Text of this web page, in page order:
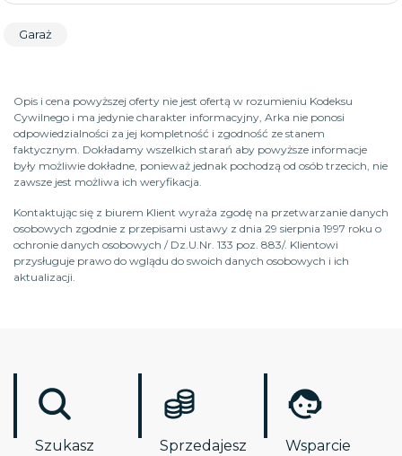
Garaż
Opis i cena powyższej oferty nie jest ofertą w rozumieniu Kodeksu
Cywilnego i ma jedynie charakter informacyjny, Arka nie ponosi
odpowiedzialności za jej kompletność i zgodność ze stanem
faktycznym. Dokładamy wszelkich starań aby powyższe informacje
były możliwie dokładne, ponieważ jednak pochodzą od osób trzecich, nie
zawsze jest możliwa ich weryfikacja.
Kontaktując się z biurem Klient wyraża zgodę na przetwarzanie danych
osobowych zgodnie z przepisami ustawy z dnia 29 sierpnia 1997 roku o
ochronie danych osobowych / Dz.U.Nr. 133 poz. 883/. Klientowi
przysługuje prawo do wglądu do swoich danych osobowych i ich
aktualizacji.
Szukasz
Sprzedajesz
Wsparcie